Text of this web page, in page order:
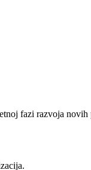
fazi razvoja